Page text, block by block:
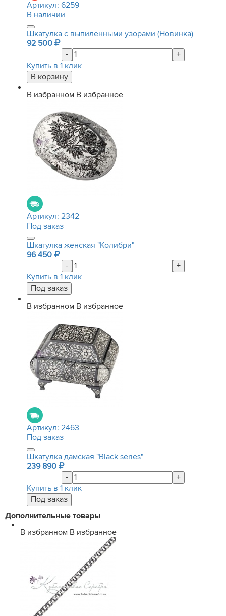
Артикул: 6259
В наличии
Шкатулка с выпиленными узорами (Новинка)
92 500
-
+
Купить в 1 клик
В избранном В избранное
Артикул: 2342
Под заказ
Шкатулка женская "Колибри"
96 450
-
+
Купить в 1 клик
В избранном В избранное
Артикул: 2463
Под заказ
Шкатулка дамская "Black series"
239 890
-
+
Купить в 1 клик
Дополнительные товары
В избранном В избранное